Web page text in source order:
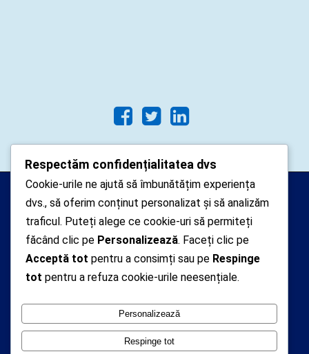
Arhipelago Interactive © 2010-
2024. Toate drepturile rezervate.
Datele cu caracter personal
colectate pe acest site sunt administrate de un
operator
Nationala de Supraveghere a Prelucrarii Datelor cu
Respectăm confidențialitatea dvs
Cookie-urile ne ajută să îmbunătățim experiența
dvs., să oferim conținut personalizat și să analizăm
traficul. Puteți alege ce cookie-uri să permiteți
făcând clic pe Personalizează. Faceți clic pe
Acceptă tot pentru a consimți sau pe Respinge
tot pentru a refuza cookie-urile neesențiale.
Personalizează
Respinge tot